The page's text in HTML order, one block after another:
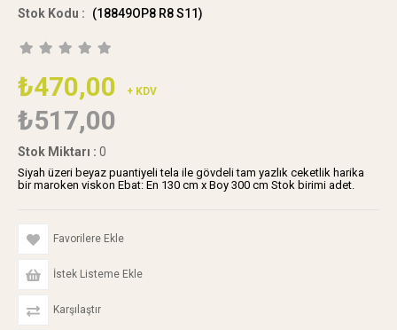
(18849OP8 R8 S11)
₺470,00 + KDV
₺517,00
Stok Miktarı : 0
Siyah üzeri beyaz puantiyeli tela ile gövdeli tam yazlık ceketlik harika
bir maroken viskon Ebat: En 130 cm x Boy 300 cm Stok birimi adet.
Favorilere Ekle
İstek Listeme Ekle
Karşılaştır